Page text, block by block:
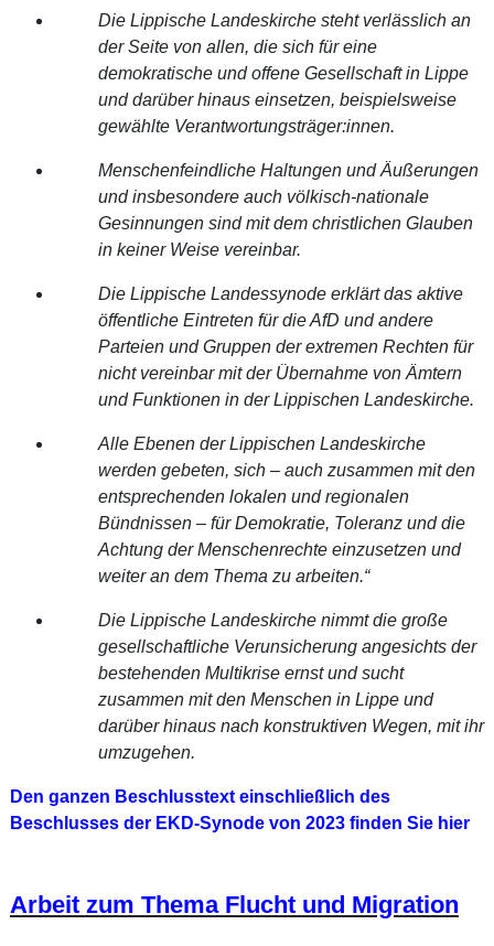
Die Lippische Landeskirche steht verlässlich an
der Seite von allen, die sich für eine
demokratische und offene Gesellschaft in Lippe
und darüber hinaus einsetzen, beispielsweise
gewählte Verantwortungsträger:innen.
Menschenfeindliche Haltungen und Äußerungen
und insbesondere auch völkisch-nationale
Gesinnungen sind mit dem christlichen Glauben
in keiner Weise vereinbar.
Die Lippische Landessynode erklärt das aktive
öffentliche Eintreten für die AfD und andere
Parteien und Gruppen der extremen Rechten für
nicht vereinbar mit der Übernahme von Ämtern
und Funktionen in der Lippischen Landeskirche.
Alle Ebenen der Lippischen Landeskirche
werden gebeten, sich – auch zusammen mit den
entsprechenden lokalen und regionalen
Bündnissen – für Demokratie, Toleranz und die
Achtung der Menschenrechte einzusetzen und
weiter an dem Thema zu arbeiten.“
Die Lippische Landeskirche nimmt die große
gesellschaftliche Verunsicherung angesichts der
bestehenden Multikrise ernst und sucht
zusammen mit den Menschen in Lippe und
darüber hinaus nach konstruktiven Wegen, mit ihr
umzugehen.
Den ganzen Beschlusstext einschließlich des
Beschlusses der EKD-Synode von 2023 finden Sie hier
Arbeit zum Thema Flucht und Migration